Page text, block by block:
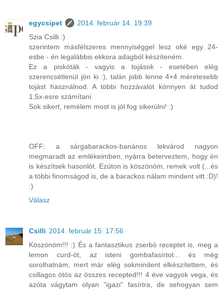
egycsipet
2014. február 14. 19:39
Szia Csilli :)
szerintem másfélszeres mennyiséggel lesz oké egy 24-
esbe - én legalábbis ekkora adagból készíteném.
Ez a piskóták - vagyis a tojások - esetében elég
szerencsétlenül jön ki :), talán jobb lenne 4+4 méretesebb
tojást használnod. A többi hozzávalót könnyen át tudod
1,5x-esre számítani.
Sok sikert, remélem most is jól fog sikerülni! :)
OFF: a sárgabarackos-banános lekvárod nagyon
megmaradt az emlékeimben, nyárra beterveztem, hogy én
is készítsek hasonlót. Ezúton is köszönöm, remek volt (...és
a többi finomságod is, de a barackos nálam mindent vitt :D)!
:)
Válasz
Csilli 2014. február 15. 17:56
Köszönöm!!! :) És a fantasztikus zserbó receptet is, meg a
lemon curd-öt, az isteni gombafasírtot... és még
sorolhatnám, mert már elég sokmindent elkészítettem, és
csillagos ötös az összes recepted!!! 4 éve vagyok vega, és
azóta vágytam olyan "igazi" fasírtra, de sehogyan sem